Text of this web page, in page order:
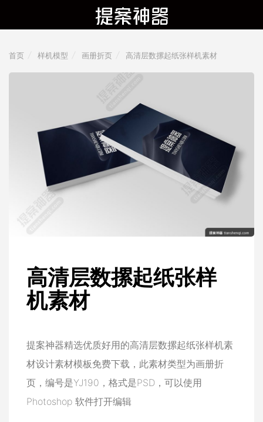
首页 样机模型 画册折页 高清层数摞起纸张样机素材
高清层数摞起纸张样
机素材
提案神器精选优质好用的高清层数摞起纸张样机素
材设计素材模板免费下载，此素材类型为画册折
页，编号是YJ190，格式是PSD，可以使用
Photoshop 软件打开编辑